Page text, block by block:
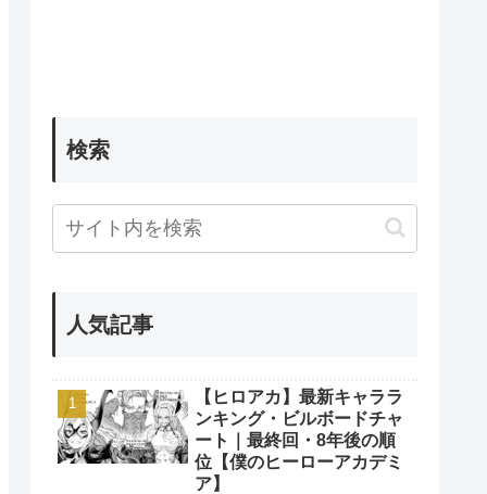
検索
人気記事
【ヒロアカ】最新キャララ
ンキング・ビルボードチャ
ート｜最終回・8年後の順
位【僕のヒーローアカデミ
ア】